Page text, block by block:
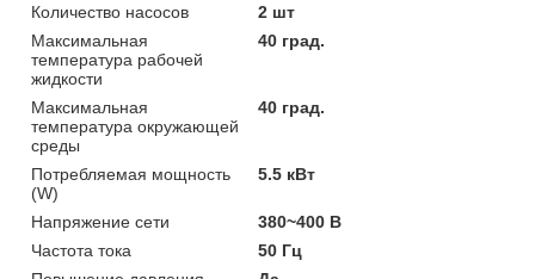
Количество насосов
2 шт
Максимальная
температура рабочей
жидкости
40 град.
Максимальная
температура окружающей
среды
40 град.
Потребляемая мощность
(W)
5.5 кВт
Напряжение сети
380~400 В
Частота тока
50 Гц